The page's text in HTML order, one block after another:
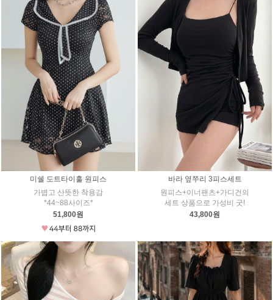
미쉘 도트타이훌 원피스
가볍고 산뜻한 착용감
*44~88사이즈*
51,800원
바라 옆쭈리 3피스세트
원피스+이너팬츠+가디건의
세트 상품으로 가성비 굿!
43,800원